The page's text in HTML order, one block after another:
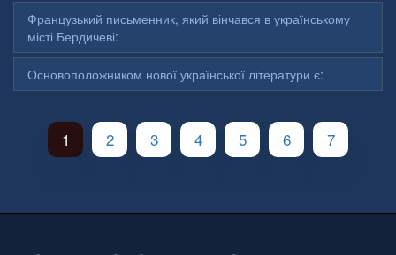
Французький письменник, який вінчався в українському
місті Бердичеві:
Основоположником нової української літератури є:
1 2 3 4 5 6 7